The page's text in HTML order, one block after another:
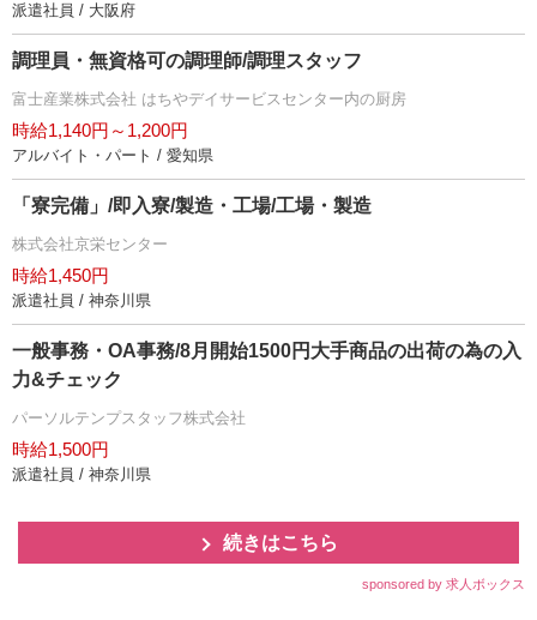
派遣社員 / 大阪府
調理員・無資格可の調理師/調理スタッフ
富士産業株式会社 はちやデイサービスセンター内の厨房
時給1,140円～1,200円
アルバイト・パート / 愛知県
「寮完備」/即入寮/製造・工場/工場・製造
株式会社京栄センター
時給1,450円
派遣社員 / 神奈川県
一般事務・OA事務/8月開始1500円大手商品の出荷の為の入
力&チェック
パーソルテンプスタッフ株式会社
時給1,500円
派遣社員 / 神奈川県
続きはこちら
sponsored by 求人ボックス